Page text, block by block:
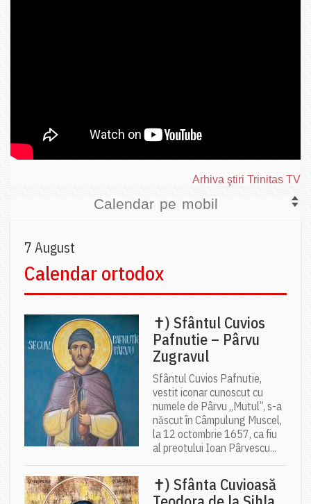
Arhiva ştiri Trinitas TV
Calendar pe mobil
7 August
Calendar ortodox
✝) Sfântul Cuvios
Pafnutie – Pârvu
Zugravul
Sfântul Cuvios Pafnutie,
vestit iconar cunoscut cu
numele de Pârvu „Mutul”, s-a
născut în Câmpulung Muscel,
la 12 octombrie 1657, ca fiu
al preotului Ioan Pârvescu...
✝) Sfânta Cuvioasă